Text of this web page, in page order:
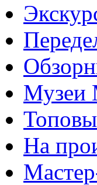
Музеи
На